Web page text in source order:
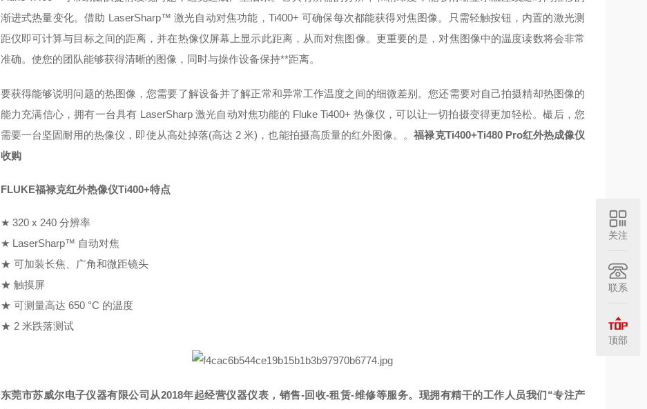
渐进式热量变化。借助 LaserSharp™ 激光自动对焦功能，Ti400+ 可确保每次都能获得对焦图像。只需轻触按钮，内置的激光测
距仪即可计算与目标之间的距离，并在热像仪屏幕上显示此距离，从而对焦图像。更重要的是，对焦图像中的温度读数将会非常
准确。使您的团队能够获得清晰的图像，同时与操作设备保持**距离。
要获得能够说明问题的热图像，您需要了解设备并了解正常和异常工作温度之间的细微差别。您还需要对自己拍摄精却热图像的
能力充满信心，拥有一台具有 LaserSharp 激光自动对焦功能的 Fluke Ti400+ 热像仪，可以让一切拍摄变得更加轻松。樶后，您
需要一台坚固耐用的热像仪，即使从高处掉落(高达 2 米)，也能拍摄高质量的红外图像。
。福禄克Ti400+Ti480 Pro红外热成像仪
收购
FLUKE福禄克红外热像仪Ti400+特点
★ 320 x 240 分辨率
★ LaserSharp™ 自动对焦
★ 可加装长焦、广角和微距镜头
★ 触摸屏
★ 可测量高达 650 °C 的温度
★ 2 米跌落测试
东莞市苏威尔电子仪器有限公司从2018年起经营仪器仪表，销售-回收-租赁-维修等服务。现拥有精干的工作人员我们“专注产
关注
联系
顶部